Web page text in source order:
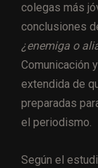
colegas más
conclusiones
¿enemiga o
Comunicación
extendida de
preparadas
el periodismo.
Según el